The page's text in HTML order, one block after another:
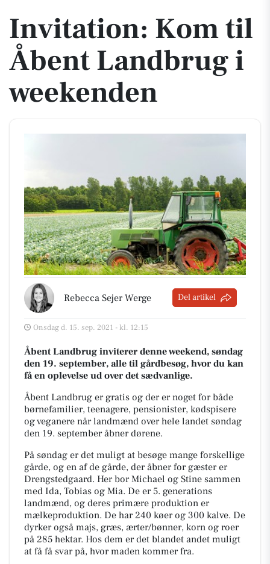
Invitation: Kom til
Åbent Landbrug i
weekenden
Rebecca Sejer Werge Del artikel
Onsdag d. 15. sep. 2021 - kl. 12:15
Åbent Landbrug inviterer denne weekend, søndag
den 19. september, alle til gårdbesøg, hvor du kan
få en oplevelse ud over det sædvanlige.
Åbent Landbrug er gratis og der er noget for både
børnefamilier, teenagere, pensionister, kødspisere
og veganere når landmænd over hele landet søndag
den 19. september åbner dørene.
På søndag er det muligt at besøge mange forskellige
gårde, og en af de gårde, der åbner for gæster er
Drengstedgaard. Her bor Michael og Stine sammen
med Ida, Tobias og Mia. De er 5. generations
landmænd, og deres primære produktion er
mælkeproduktion. De har 240 køer og 300 kalve. De
dyrker også majs, græs, ærter/bønner, korn og roer
på 285 hektar. Hos dem er det blandet andet muligt
at få få svar på, hvor maden kommer fra.